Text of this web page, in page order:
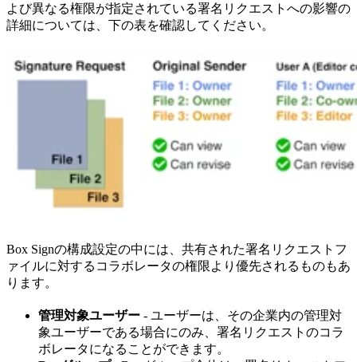
よび異なる権限が指定されている署名リクエストへの影響の
詳細については、下の表を確認してください。
Box Signの構成設定の中には、共有された署名リクエストフ
ァイルに対するコラボレータの権限より優先されるものもあ
ります。
管理対象ユーザー - ユーザーは、その企業内の管理対
象ユーザーである場合にのみ、署名リクエストのコラ
ボレータになることができます。